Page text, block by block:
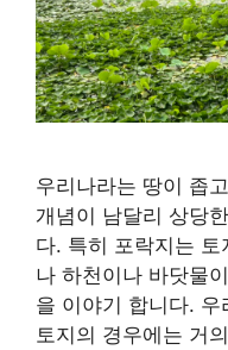
우리나라는 땅이 좁
개념이 남달리 상당
다. 특히 포락지는
나 하천이나 바닷물
을 이야기 합니다.
토지의 경우에는 거